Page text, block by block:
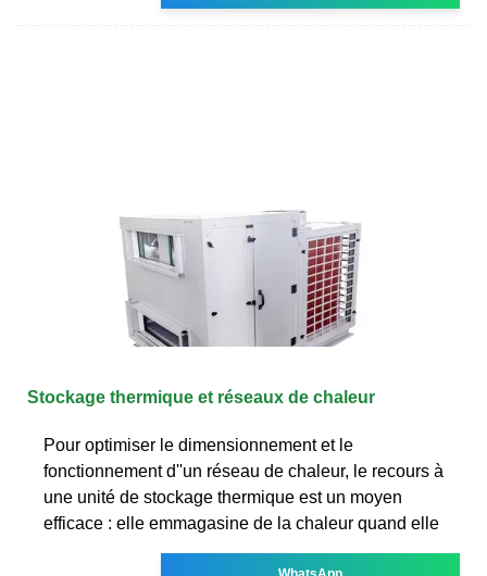
Stockage thermique et réseaux de chaleur
Pour optimiser le dimensionnement et le
fonctionnement d''un réseau de chaleur, le recours à
une unité de stockage thermique est un moyen
efficace : elle emmagasine de la chaleur quand elle